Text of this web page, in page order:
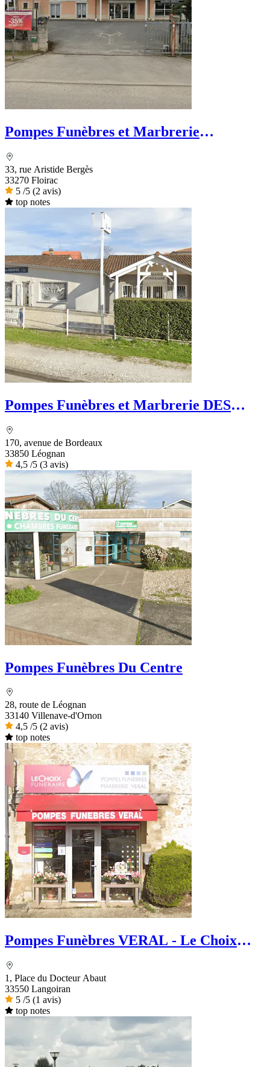
Pompes Funèbres et Marbrerie
33, rue Aristide Bergès
33270 Floirac
5 /5 (2 avis)
top notes
Pompes Funèbres et Marbrerie DES
170, avenue de Bordeaux
33850 Léognan
4,5 /5 (3 avis)
Pompes Funèbres Du Centre
28, route de Léognan
33140 Villenave-d'Ornon
4,5 /5 (2 avis)
top notes
Pompes Funèbres VERAL - Le Choix
1, Place du Docteur Abaut
33550 Langoiran
5 /5 (1 avis)
top notes